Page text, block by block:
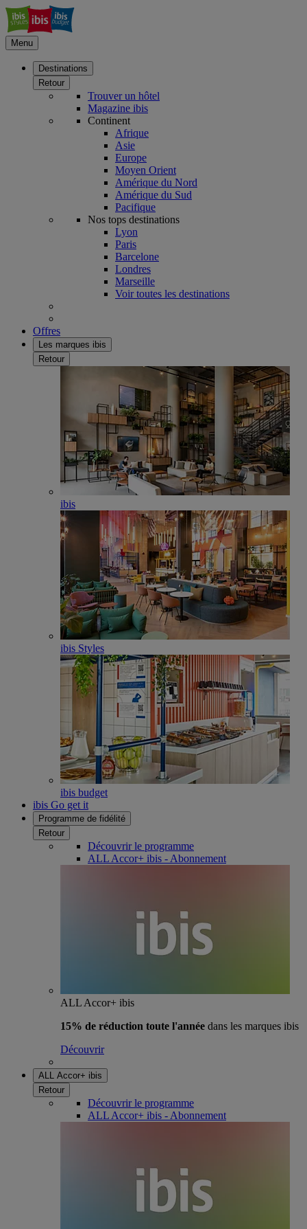
Menu
Destinations
Retour
Trouver un hôtel
Magazine ibis
Continent
Afrique
Asie
Europe
Moyen Orient
Amérique du Nord
Amérique du Sud
Pacifique
Nos tops destinations
Lyon
Paris
Barcelone
Londres
Marseille
Voir toutes les destinations
Offres
Les marques ibis
Retour
ibis
ibis Styles
ibis budget
ibis Go get it
Programme de fidélité
Retour
Découvrir le programme
ALL Accor+ ibis - Abonnement
ALL Accor+ ibis
15% de réduction toute l'année dans les marques ibis
Découvrir
ALL Accor+ ibis
Retour
Découvrir le programme
ALL Accor+ ibis - Abonnement